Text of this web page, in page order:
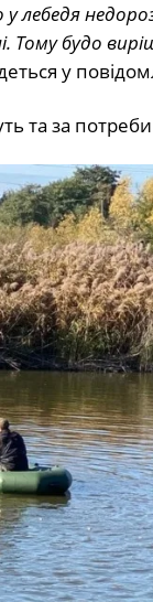
у лебедя
Тому будо
у
та за